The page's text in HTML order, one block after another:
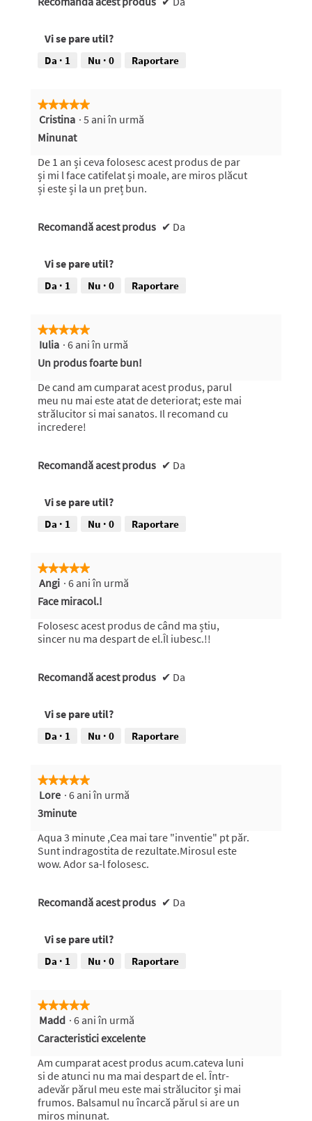
Vi se pare util?
Da · 1 Nu · 0 Raportare
★★★★★
★★★★★
5
din
5
stele.
Cristina · 5 ani în urmă
Minunat
De 1 an și ceva folosesc acest produs de par
și mi l face catifelat și moale, are miros plăcut
și este și la un preț bun.
Recomandă acest produs ✔ Da
Vi se pare util?
Da · 1 Nu · 0 Raportare
★★★★★
★★★★★
5
5
stele.
Iulia · 6 ani în urmă
Un produs foarte bun!
De cand am cumparat acest produs, parul
meu nu mai este atat de deteriorat; este mai
strălucitor si mai sanatos. Il recomand cu
incredere!
Recomandă acest produs ✔ Da
Vi se pare util?
Da · 1 Nu · 0 Raportare
★★★★★
★★★★★
5
5
stele.
Angi · 6 ani în urmă
Face miracol.!
Folosesc acest produs de când ma știu,
sincer nu ma despart de el.Îl iubesc.!!
Recomandă acest produs ✔ Da
Vi se pare util?
Da · 1 Nu · 0 Raportare
★★★★★
★★★★★
5
5
stele.
Lore · 6 ani în urmă
3minute
Aqua 3 minute ,Cea mai tare "inventie" pt păr.
Sunt indragostita de rezultate.Mirosul este
wow. Ador sa-l folosesc.
Recomandă acest produs ✔ Da
Vi se pare util?
Da · 1 Nu · 0 Raportare
★★★★★
★★★★★
5
5
stele.
Madd · 6 ani în urmă
Caracteristici excelente
Am cumparat acest produs acum.cateva luni
si de atunci nu ma mai despart de el. Într-
adevăr părul meu este mai strălucitor și mai
frumos. Balsamul nu încarcă părul si are un
miros minunat.